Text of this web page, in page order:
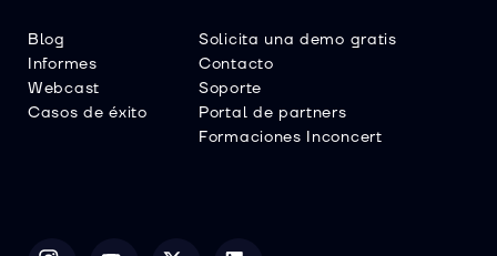
Blog
Informes
Webcast
Casos de éxito
Solicita una demo gratis
Contacto
Soporte
Portal de partners
Formaciones Inconcert